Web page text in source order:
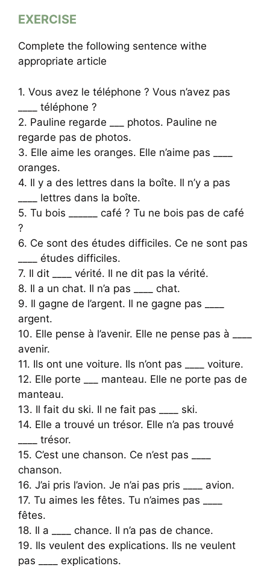
EXERCISE
Complete the following sentence withe
appropriate article
1. Vous avez le téléphone ? Vous n’avez pas
____ téléphone ?
2. Pauline regarde ___ photos. Pauline ne
regarde pas de photos.
3. Elle aime les oranges. Elle n’aime pas ____
oranges.
4. Il y a des lettres dans la boîte. Il n’y a pas
____ lettres dans la boîte.
5. Tu bois ______ café ? Tu ne bois pas de café
?
6. Ce sont des études difficiles. Ce ne sont pas
____ études difficiles.
7. Il dit ____ vérité. Il ne dit pas la vérité.
8. Il a un chat. Il n’a pas ____ chat.
9. Il gagne de l’argent. Il ne gagne pas ____
argent.
10. Elle pense à l’avenir. Elle ne pense pas à ____
avenir.
11. Ils ont une voiture. Ils n’ont pas ____ voiture.
12. Elle porte ___ manteau. Elle ne porte pas de
manteau.
13. Il fait du ski. Il ne fait pas ____ ski.
14. Elle a trouvé un trésor. Elle n’a pas trouvé
____ trésor.
15. C’est une chanson. Ce n’est pas ____
chanson.
16. J’ai pris l’avion. Je n’ai pas pris ____ avion.
17. Tu aimes les fêtes. Tu n’aimes pas ____
fêtes.
18. Il a ____ chance. Il n’a pas de chance.
19. Ils veulent des explications. Ils ne veulent
pas ____ explications.